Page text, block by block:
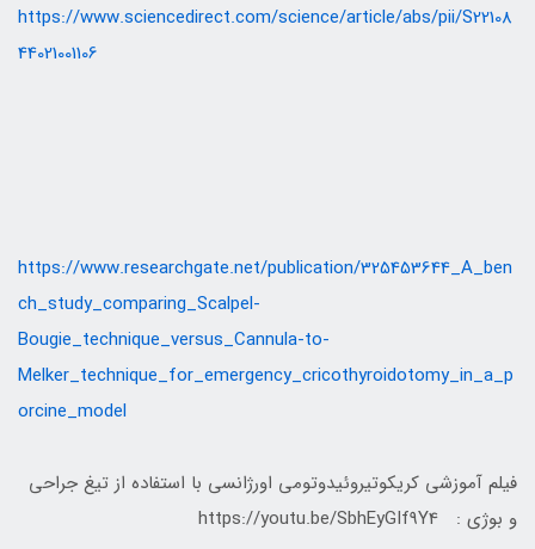
https://www.sciencedirect.com/science/article/abs/pii/S22108
44021001106
https://www.researchgate.net/publication/325453644_A_ben
ch_study_comparing_Scalpel-
Bougie_technique_versus_Cannula-to-
Melker_technique_for_emergency_cricothyroidotomy_in_a_p
orcine_model
فیلم آموزشی کریکوتیروئیدوتومی اورژانسی با استفاده از تیغ جراحی
و بوژی : https://youtu.be/SbhEyGIf9Y4